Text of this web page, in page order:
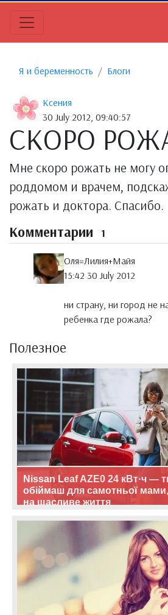
Я и беременность Блоги
Ксения
30 July 2012, 09:40:57
СКОРО
Мне скоро рожать не могу
роддомом и врачем,
рожать и доктора. Спасибо.
Комментарии 1
Оля=Лилия+Майя
15:42 30 July 2012
ни страну, ни город не
ребенка где рожала?
Полезное
Nissan Leaf AZE0 24 кВт·ч —
обіймаш для самотньої
на щасливе життя